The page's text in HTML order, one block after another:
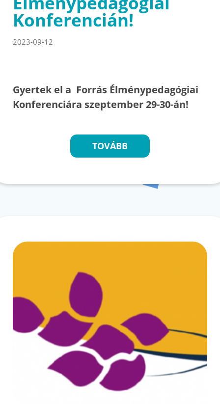
Konferencián!
2023-09-12
Gyertek el a Forrás Élménypedagógiai
Konferenciára szeptember 29-30-án!
TOVÁBB